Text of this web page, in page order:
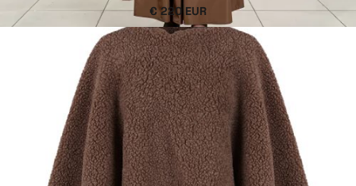
€ 220 EUR